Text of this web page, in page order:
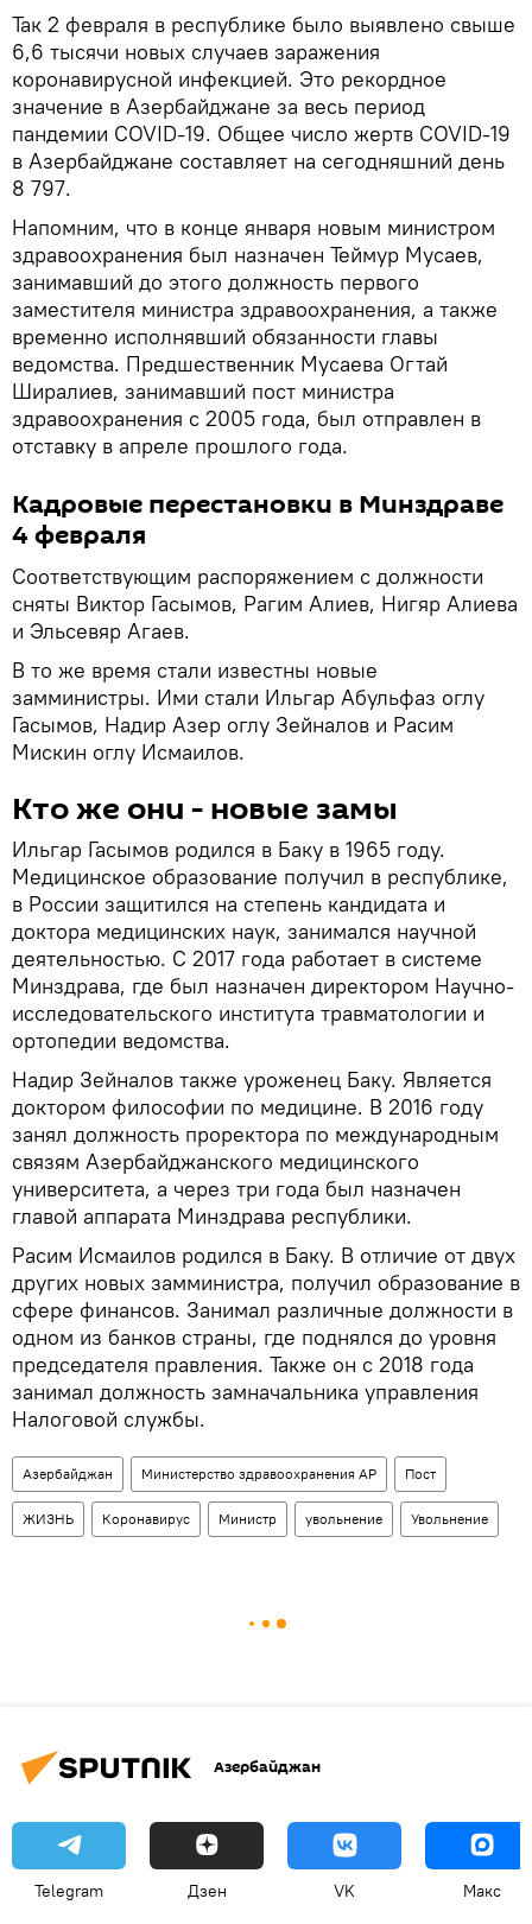
Так 2 февраля в республике было выявлено свыше
6,6 тысячи новых случаев заражения
коронавирусной инфекцией. Это рекордное
значение в Азербайджане за весь период
пандемии COVID-19. Общее число жертв COVID-19
в Азербайджане составляет на сегодняшний день
8 797.
Напомним, что в конце января новым министром
здравоохранения был назначен Теймур Мусаев,
занимавший до этого должность первого
заместителя министра здравоохранения, а также
временно исполнявший обязанности главы
ведомства. Предшественник Мусаева Огтай
Ширалиев, занимавший пост министра
здравоохранения с 2005 года, был отправлен в
отставку в апреле прошлого года.
Кадровые перестановки в Минздраве
4 февраля
Соответствующим распоряжением с должности
сняты Виктор Гасымов, Рагим Алиев, Нигяр Алиева
и Эльсевяр Агаев.
В то же время стали известны новые
замминистры. Ими стали Ильгар Абульфаз оглу
Гасымов, Надир Азер оглу Зейналов и Расим
Мискин оглу Исмаилов.
Кто же они - новые замы
Ильгар Гасымов родился в Баку в 1965 году.
Медицинское образование получил в республике,
в России защитился на степень кандидата и
доктора медицинских наук, занимался научной
деятельностью. С 2017 года работает в системе
Минздрава, где был назначен директором Научно-
исследовательского института травматологии и
ортопедии ведомства.
Надир Зейналов также уроженец Баку. Является
доктором философии по медицине. В 2016 году
занял должность проректора по международным
связям Азербайджанского медицинского
университета, а через три года был назначен
главой аппарата Минздрава республики.
Расим Исмаилов родился в Баку. В отличие от двух
других новых замминистра, получил образование в
сфере финансов. Занимал различные должности в
одном из банков страны, где поднялся до уровня
председателя правления. Также он с 2018 года
занимал должность замначальника управления
Налоговой службы.
Азербайджан Министерство здравоохранения АР Пост
ЖИЗНЬ Коронавирус Министр увольнение Увольнение
Азербайджан
Telegram Дзен VK Макс